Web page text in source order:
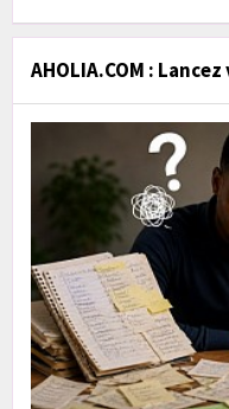
AHOLIA.COM :